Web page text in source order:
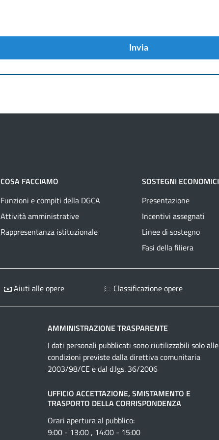
Invia
COSA FACCIAMO
Funzioni e compiti della DGCA
Attività amministrative
Rappresentanza istituzionale
SOSTEGNI ECONOMICI
Presentazione
Incentivi assegnati
Linee di sostegno
Fasi della filiera
Aiuti alle opere Classificazione opere
AMMINISTRAZIONE TRASPARENTE
I dati personali pubblicati sono riutilizzabili solo alle
condizioni previste dalla direttiva comunitaria
2003/98/CE e dal d.lgs. 36/2006
UFFICIO ACCETTAZIONE, SMISTAMENTO E
TRASPORTO DELLA CORRISPONDENZA
Orari apertura al pubblico:
9:00 - 13:00 , 14:00 - 15:00